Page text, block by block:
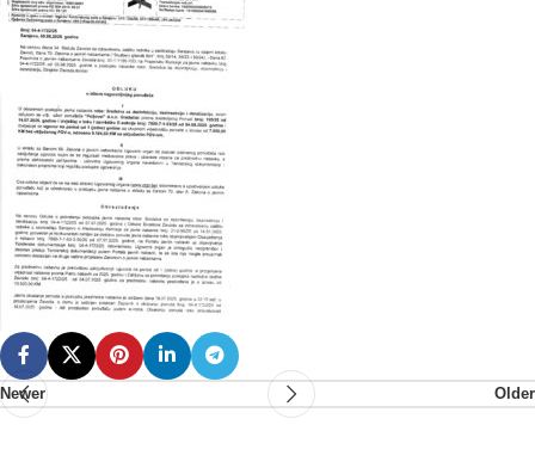
Newer Older